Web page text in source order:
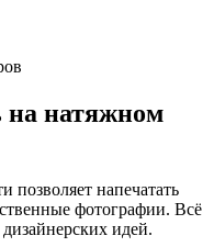
на натяжном
позволяет напечатать
фотографии. Всё
идей.